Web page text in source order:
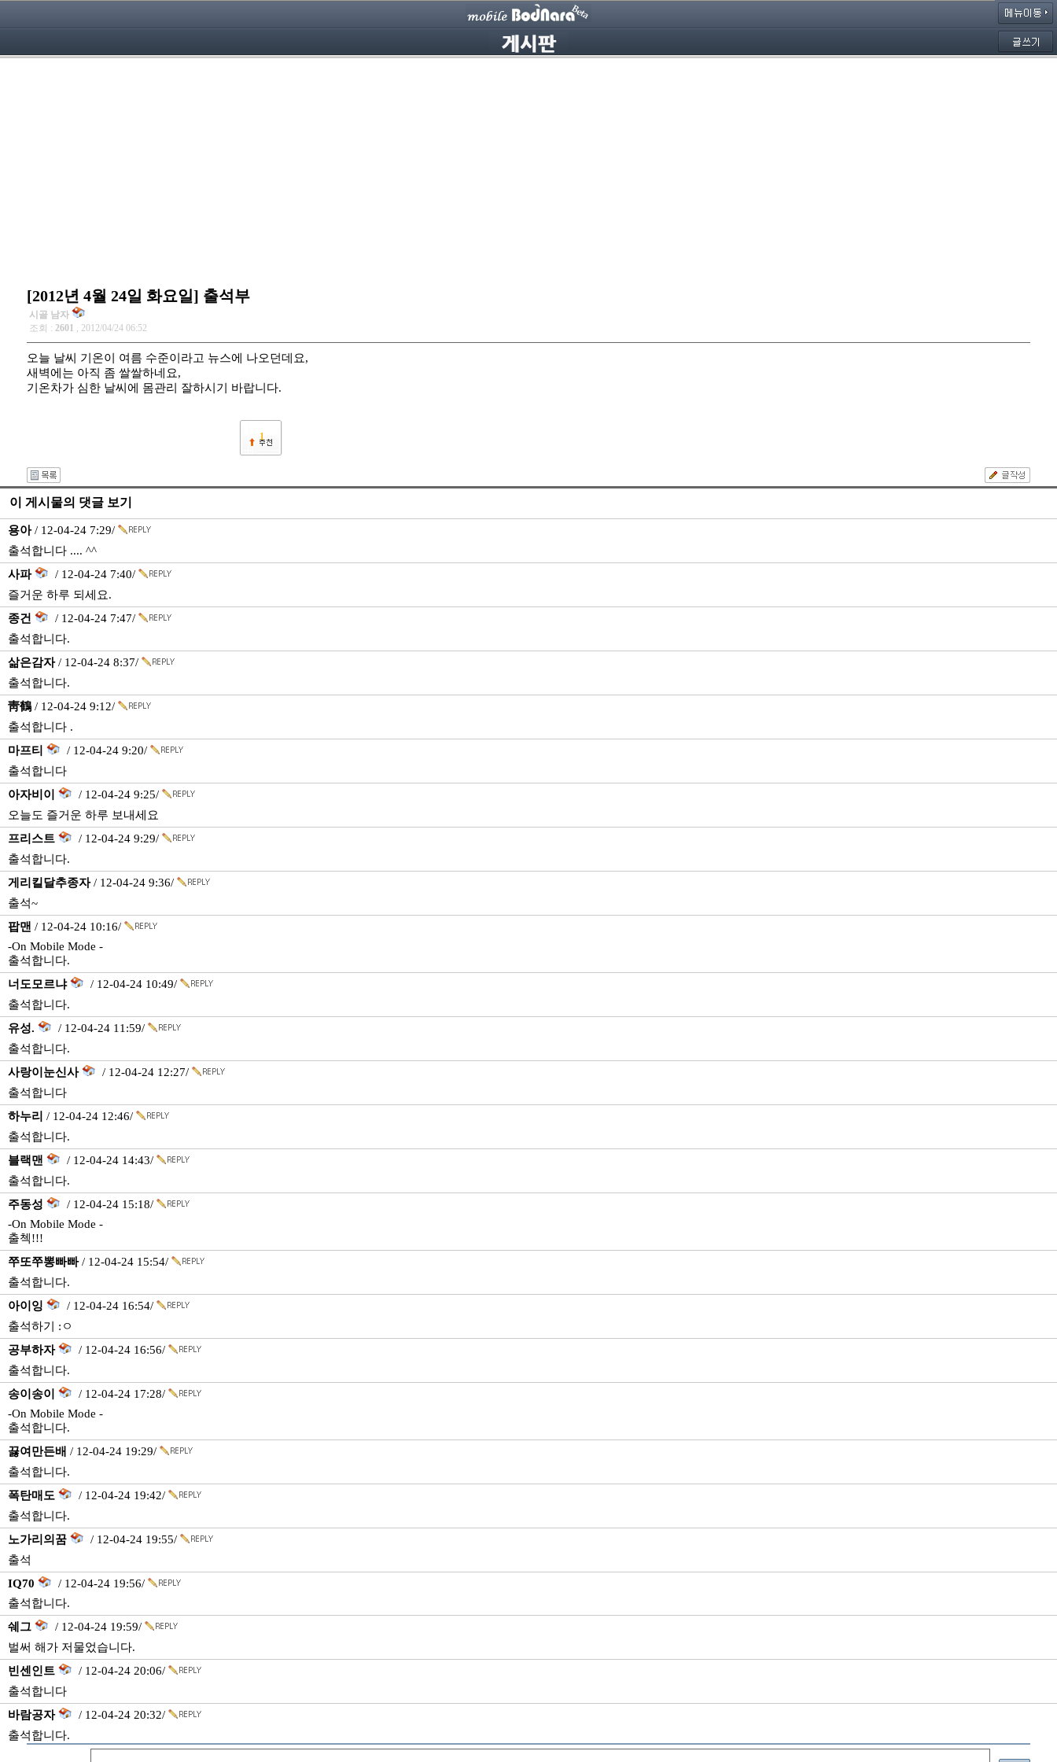
[2012년 4월 24일 화요일] 출석부
시골 남자
조회 : 2601 , 2012/04/24 06:52
오늘 날씨 기온이 여름 수준이라고 뉴스에 나오던데요,
새벽에는 아직 좀 쌀쌀하네요,
기온차가 심한 날씨에 몸관리 잘하시기 바랍니다.
1
이 게시물의 댓글 보기
용아/ 12-04-24 7:29/
출석합니다 .... ^^
사파
/ 12-04-24 7:40/
즐거운 하루 되세요.
종건
/ 12-04-24 7:47/
출석합니다.
삶은감자/ 12-04-24 8:37/
출석합니다.
靑鶴 / 12-04-24 9:12/
출석합니다 .
마프티
/ 12-04-24 9:20/
출석합니다
아자비이
/ 12-04-24 9:25/
오늘도 즐거운 하루 보내세요
프리스트
/ 12-04-24 9:29/
출석합니다.
게리킬달추종자/ 12-04-24 9:36/
출석~
팝맨 / 12-04-24 10:16/
-On Mobile Mode -
출석합니다.
너도모르냐
/ 12-04-24 10:49/
출석합니다.
유성.
/ 12-04-24 11:59/
출석합니다.
사랑이눈신사
/ 12-04-24 12:27/
출석합니다
하누리 / 12-04-24 12:46/
출석합니다.
블랙맨
/ 12-04-24 14:43/
출석합니다.
주동성
/ 12-04-24 15:18/
-On Mobile Mode -
출첵!!!
쭈또쭈뽕빠빠/ 12-04-24 15:54/
출석합니다.
아이잉
/ 12-04-24 16:54/
출석하기 :ㅇ
공부하자
/ 12-04-24 16:56/
출석합니다.
송이송이
/ 12-04-24 17:28/
-On Mobile Mode -
출석합니다.
끓여만든배 / 12-04-24 19:29/
출석합니다.
폭탄매도
/ 12-04-24 19:42/
출석합니다.
노가리의꿈
/ 12-04-24 19:55/
출석
IQ70
/ 12-04-24 19:56/
출석합니다.
쉐그
/ 12-04-24 19:59/
벌써 해가 저물었습니다.
빈센인트
/ 12-04-24 20:06/
출석합니다
바람공자
/ 12-04-24 20:32/
출석합니다.